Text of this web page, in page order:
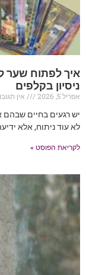
איך לפתוח שער
ניסיון בקלפים
אפריל 5, 2026
אין
יש רגעים בחיים
לא עוד ניתוח, אלא
לקריאת הפוסט »